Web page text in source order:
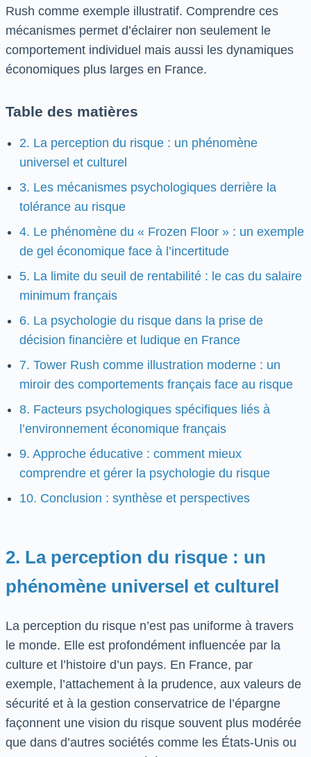
Rush comme exemple illustratif. Comprendre ces
mécanismes permet d’éclairer non seulement le
comportement individuel mais aussi les dynamiques
économiques plus larges en France.
Table des matières
2. La perception du risque : un phénomène
universel et culturel
3. Les mécanismes psychologiques derrière la
tolérance au risque
4. Le phénomène du « Frozen Floor » : un exemple
de gel économique face à l’incertitude
5. La limite du seuil de rentabilité : le cas du salaire
minimum français
6. La psychologie du risque dans la prise de
décision financière et ludique en France
7. Tower Rush comme illustration moderne : un
miroir des comportements français face au risque
8. Facteurs psychologiques spécifiques liés à
l’environnement économique français
9. Approche éducative : comment mieux
comprendre et gérer la psychologie du risque
10. Conclusion : synthèse et perspectives
2. La perception du risque : un
phénomène universel et culturel
La perception du risque n’est pas uniforme à travers
le monde. Elle est profondément influencée par la
culture et l’histoire d’un pays. En France, par
exemple, l’attachement à la prudence, aux valeurs de
sécurité et à la gestion conservatrice de l’épargne
façonnent une vision du risque souvent plus modérée
que dans d’autres sociétés comme les États-Unis ou